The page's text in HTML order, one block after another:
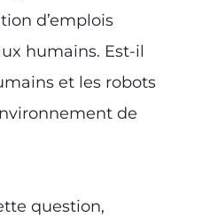
d’emplois
humains. Est-il
et les robots
de
question,